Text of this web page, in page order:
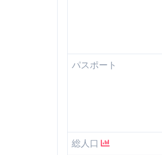
パスポート
総人口